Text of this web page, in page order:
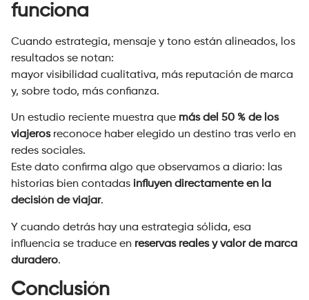
funciona
Cuando estrategia, mensaje y tono están alineados, los
resultados se notan:
mayor visibilidad cualitativa, más reputación de marca
y, sobre todo, más confianza.
Un estudio reciente muestra que más del 50 % de los
viajerosreconoce haber elegido un destino tras verlo en
redes sociales.
Este dato confirma algo que observamos a diario: las
historias bien contadas influyen directamente en la
decisión de viajar.
Y cuando detrás hay una estrategia sólida, esa
influencia se traduce en reservas reales y valor de marca
duradero.
Conclusión